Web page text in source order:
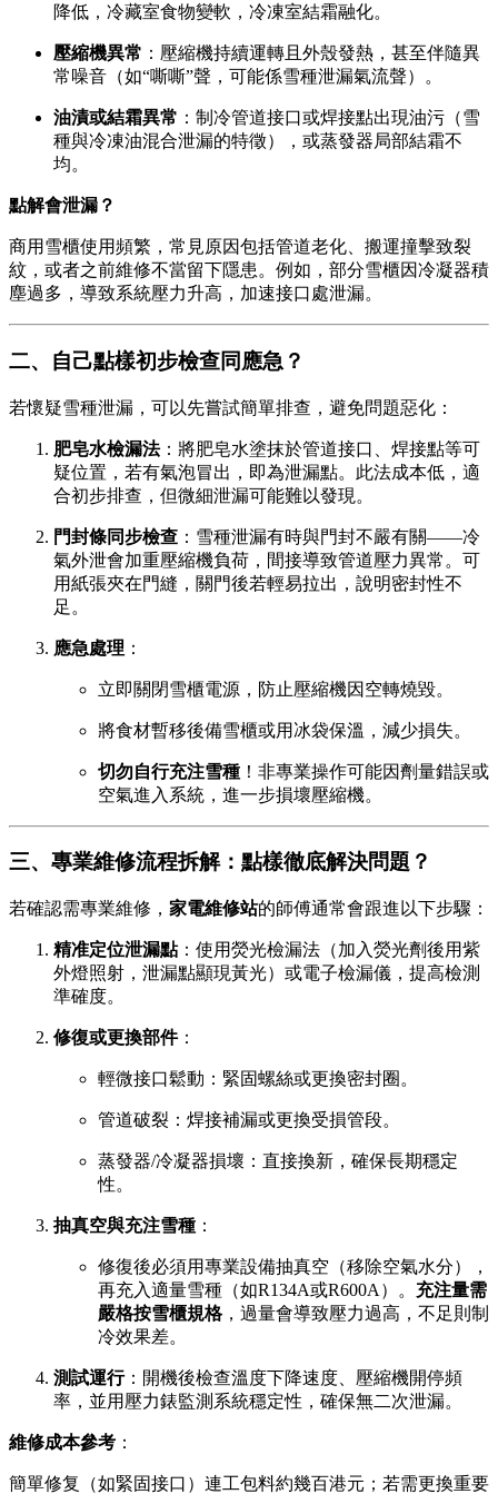
降低，冷藏室食物變軟，冷凍室結霜融化。
壓縮機異常 ：壓縮機持續運轉且外殼發熱，甚至伴隨異
常噪音（如“嘶嘶”聲，可能係雪種泄漏氣流聲）。
油漬或結霜異常 ：制冷管道接口或焊接點出現油污（雪
種與冷凍油混合泄漏的特徵），或蒸發器局部結霜不
均。
點解會泄漏？
商用雪櫃使用頻繁，常見原因包括管道老化、搬運撞擊致裂
紋，或者之前維修不當留下隱患。例如，部分雪櫃因冷凝器積
塵過多，導致系統壓力升高，加速接口處泄漏。
二、自己點樣初步檢查同應急？
若懷疑雪種泄漏，可以先嘗試簡單排查，避免問題惡化：
肥皂水檢漏法：將肥皂水塗抹於管道接口、焊接點等可
疑位置，若有氣泡冒出，即為泄漏點。此法成本低，適
合初步排查，但微細泄漏可能難以發現。
門封條同步檢查 ：雪種泄漏有時與門封不嚴有關——冷
氣外泄會加重壓縮機負荷，間接導致管道壓力異常。可
用紙張夾在門縫，關門後若輕易拉出，說明密封性不
足。
應急處理 ：
立即關閉雪櫃電源，防止壓縮機因空轉燒毀。
將食材暫移後備雪櫃或用冰袋保溫，減少損失。
切勿自行充注雪種 ！非專業操作可能因劑量錯誤或
空氣進入系統，進一步損壞壓縮機。
三、專業維修流程拆解：點樣徹底解決問題？
若確認需專業維修， 家電維修站的師傅通常會跟進以下步驟：
精准定位泄漏點：使用熒光檢漏法（加入熒光劑後用紫
外燈照射，泄漏點顯現黃光）或電子檢漏儀，提高檢測
準確度。
修復或更換部件：
輕微接口鬆動：緊固螺絲或更換密封圈。
管道破裂：焊接補漏或更換受損管段。
蒸發器/冷凝器損壞：直接換新，確保長期穩定
性。
抽真空與充注雪種 ：
修復後必須用專業設備抽真空（移除空氣水分），
再充入適量雪種（如R134A或R600A）。 充注量需
嚴格按雪櫃規格，過量會導致壓力過高，不足則制
冷效果差。
測試運行：開機後檢查溫度下降速度、壓縮機開停頻
率，並用壓力錶監測系統穩定性，確保無二次泄漏。
維修成本參考 ：
簡單修复（如緊固接口）連工包料約幾百港元；若需更換重要